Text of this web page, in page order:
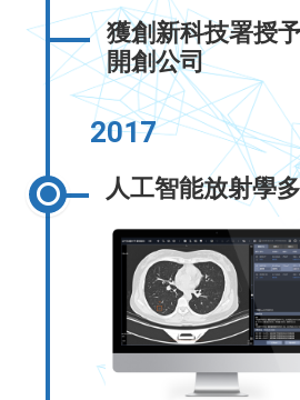
獲創新科技署授
開創公司
2017
人工智能放射學